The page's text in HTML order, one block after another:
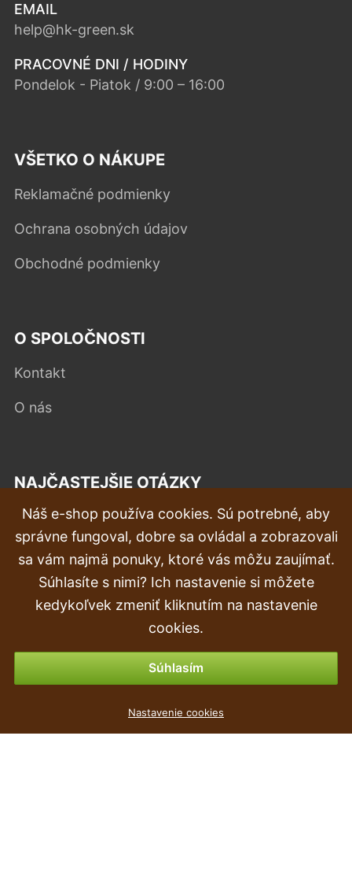
EMAIL
help@hk-green.sk
PRACOVNÉ DNI / HODINY
Pondelok - Piatok / 9:00 – 16:00
VŠETKO O NÁKUPE
Reklamačné podmienky
Ochrana osobných údajov
Obchodné podmienky
O SPOLOČNOSTI
Kontakt
O nás
NAJČASTEJŠIE OTÁZKY
Reklamácia
Doprava a doručenie
Objednávka
Vrátenie tovaru & vrátenie peňazí
Možnosti platby
Náš e-shop používa cookies. Sú potrebné, aby
správne fungoval, dobre sa ovládal a zobrazovali
sa vám najmä ponuky, ktoré vás môžu zaujímať.
Súhlasíte s nimi? Ich nastavenie si môžete
kedykoľvek zmeniť kliknutím na nastavenie
cookies.
Súhlasím
Nastavenie cookies